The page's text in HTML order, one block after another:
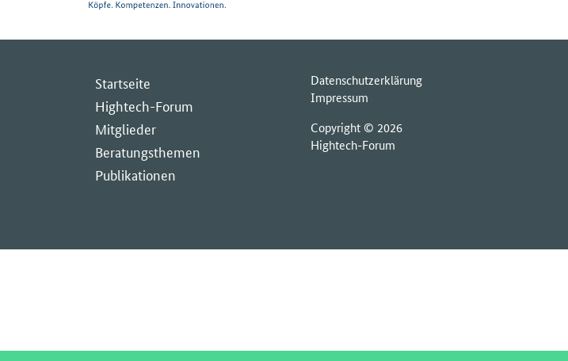
Startseite
Hightech-Forum
Mitglieder
Beratungsthemen
Publikationen
Datenschutzerklärung
Impressum
Copyright © 2026
Hightech-Forum